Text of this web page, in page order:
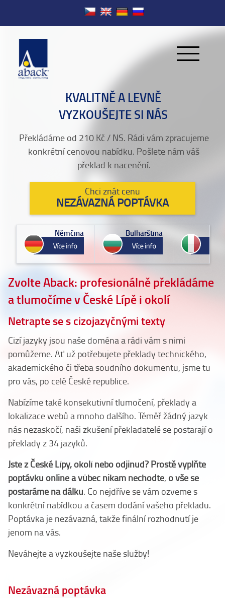
KVALITNĚ A LEVNĚ
VYZKOUŠEJTE SI NÁS
Překládáme od 210 Kč / NS. Rádi vám zpracujeme
konkrétní cenovou nabídku. Pošlete nám váš
překlad k nacenění.
Chci znát cenu
NEZÁVAZNÁ POPTÁVKA
Němčina Bulharština
Zvolte Aback: profesionálně překládáme
a tlumočíme v České Lípě i okolí
Netrapte se s cizojazyčnými texty
Cizí jazyky jsou naše doména a rádi vám s nimi
pomůžeme. Ať už potřebujete překlady technického,
akademického či třeba soudního dokumentu, jsme tu
pro vás, po celé České republice.
Nabízíme také konsekutivní tlumočení, překlady a
lokalizace webů a mnoho dalšího. Téměř žádný jazyk
nás nezaskočí, naši zkušení překladatelé se postarají o
překlady z 34 jazyků.
Jste z České Lípy, okolí nebo odjinud? Prostě vyplňte
poptávku online a vůbec nikam nechoďte, o vše se
postaráme na dálku. Co nejdříve se vám ozveme s
konkrétní nabídkou a časem dodání vašeho překladu.
Poptávka je nezávazná, takže finální rozhodnutí je
jenom na vás.
Neváhejte a vyzkoušejte naše služby!
Nezávazná poptávka